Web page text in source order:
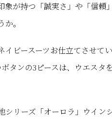
象が持つ「誠実さ」や「信頼
。
ビースーツお仕立てさせてい
タンの3ピースは、ウエスタ
シリーズ「オーロラ」ウイン